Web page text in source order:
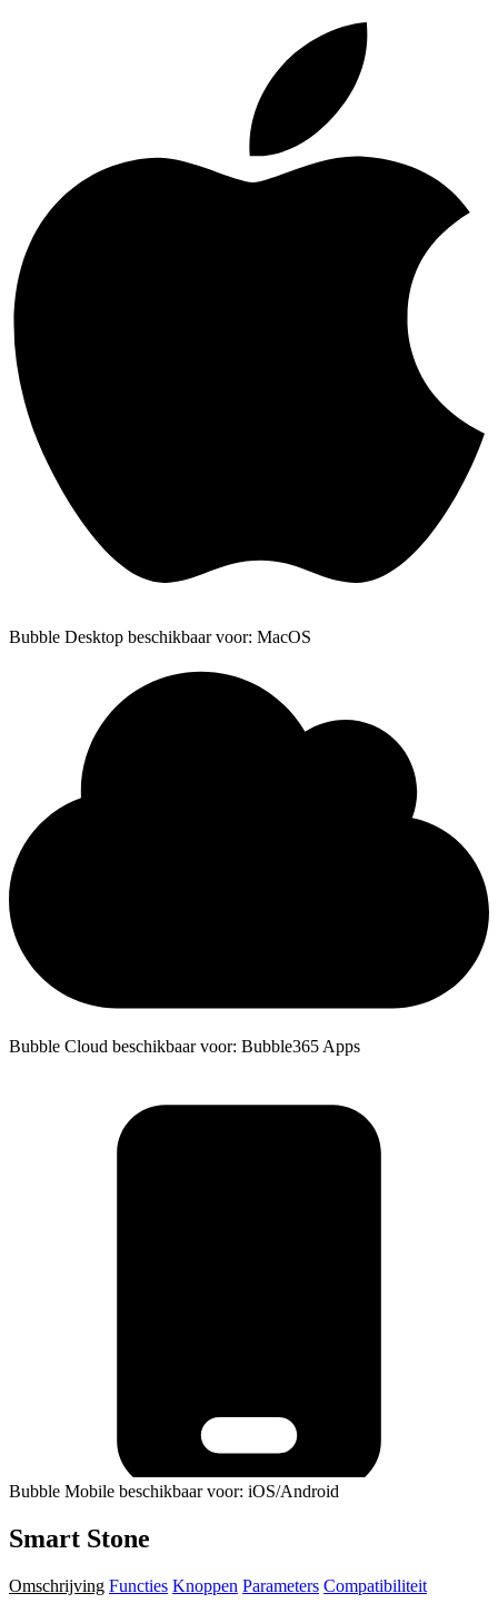
Bubble Desktop beschikbaar voor: MacOS
Bubble Cloud beschikbaar voor: Bubble365 Apps
Bubble Mobile beschikbaar voor: iOS/Android
Smart Stone
Omschrijving Functies Knoppen Parameters Compatibiliteit